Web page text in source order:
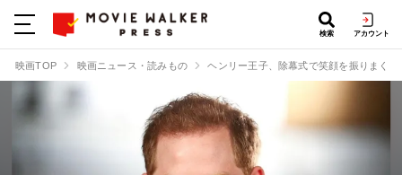
検索 アカウント
映画TOP 映画ニュース・読みもの ヘンリー王子、除幕式で笑顔を振りまく